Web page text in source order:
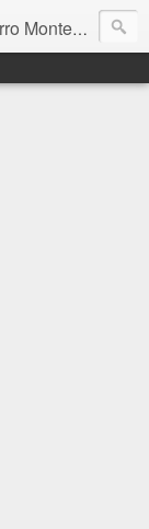
Fotos e historias de aquí y allá.